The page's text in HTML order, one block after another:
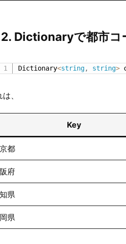
C
m
b
B
o
へ
追
2. Dictionaryで都市コ
Dictionary<string, string>
、
Key
都
府
県
県